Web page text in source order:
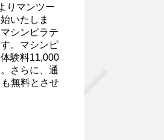
りマンツー
いたしま
シンピラテ
。マシンピ
験料11,000
さらに、通
無料とさせ